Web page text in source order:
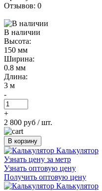
Отзывов: 0
В наличии
Высота:
150 мм
Ширина:
0.8 мм
Длина:
3 м
-
+
2 800 руб / шт.
В корзину
Калькулятор
Узнать цену за метр
Узнать оптовую цену
Получить оптовую цену
Калькулятор